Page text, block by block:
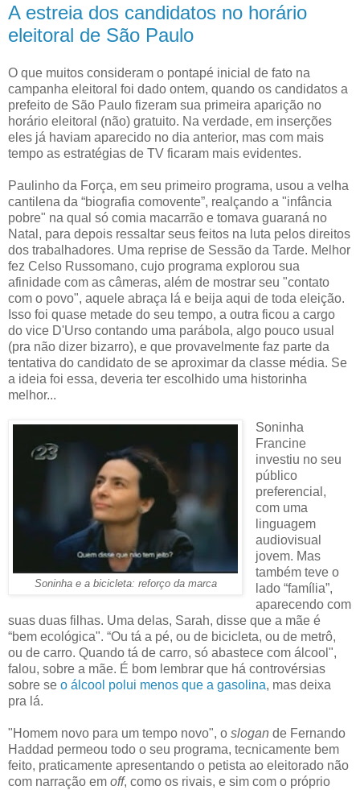
A estreia dos candidatos no horário
eleitoral de São Paulo
O que muitos consideram o pontapé inicial de fato na
campanha eleitoral foi dado ontem, quando os candidatos a
prefeito de São Paulo fizeram sua primeira aparição no
horário eleitoral (não) gratuito. Na verdade, em inserções
eles já haviam aparecido no dia anterior, mas com mais
tempo as estratégias de TV ficaram mais evidentes.
Paulinho da Força, em seu primeiro programa, usou a velha
cantilena da “biografia comovente”, realçando a "infância
pobre" na qual só comia macarrão e tomava guaraná no
Natal, para depois ressaltar seus feitos na luta pelos direitos
dos trabalhadores. Uma reprise de Sessão da Tarde. Melhor
fez Celso Russomano, cujo programa explorou sua
afinidade com as câmeras, além de mostrar seu "contato
com o povo", aquele abraça lá e beija aqui de toda eleição.
Isso foi quase metade do seu tempo, a outra ficou a cargo
do vice D'Urso contando uma parábola, algo pouco usual
(pra não dizer bizarro), e que provavelmente faz parte da
tentativa do candidato de se aproximar da classe média. Se
a ideia foi essa, deveria ter escolhido uma historinha
melhor...
Soninha e a bicicleta: reforço da marca
Soninha
Francine
investiu no seu
público
preferencial,
com uma
linguagem
audiovisual
jovem. Mas
também teve o
lado “família”,
aparecendo com
suas duas filhas. Uma delas, Sarah, disse que a mãe é
“bem ecológica". “Ou tá a pé, ou de bicicleta, ou de metrô,
ou de carro. Quando tá de carro, só abastece com álcool",
falou, sobre a mãe. É bom lembrar que há controvérsias
sobre se o álcool polui menos que a gasolina, mas deixa
pra lá.
"Homem novo para um tempo novo", o slogan de Fernando
Haddad permeou todo o seu programa, tecnicamente bem
feito, praticamente apresentando o petista ao eleitorado não
com narração em off, como os rivais, e sim com o próprio